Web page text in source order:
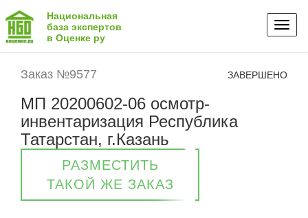
Национальная
база экспертов
в Оценке ру
Заказ №9577 ЗАВЕРШЕНО
МП 20200602-06 осмотр-
инвентаризация Республика
Татарстан, г.Казань
РАЗМЕСТИТЬ
ТАКОЙ ЖЕ ЗАКАЗ